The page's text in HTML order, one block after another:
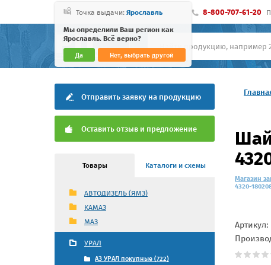
Точка выдачи: Ярославль
Мы определили Ваш регион как
Ярославль. Всё верно?
Да Нет, выбрать другой
8-800-707-61-20
Отправить заявку на продукцию
Оставить отзыв и предложение
Товары Каталоги и схемы
АВТОДИЗЕЛЬ (ЯМЗ)
КАМАЗ
МАЗ
УРАЛ
АЗ УРАЛ покупные (722)
Магазин
4320-
Артикул: